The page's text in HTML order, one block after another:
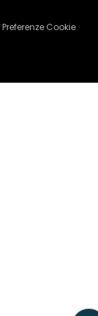
Preferenze Cookie